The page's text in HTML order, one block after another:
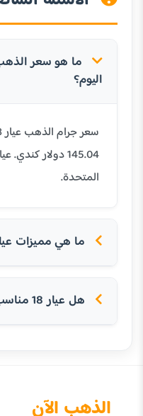
اليوم؟
المتحدة.
ما هي مميزات عيار
هل عيار 18 مناسب للخواتم؟
الذهب الآن